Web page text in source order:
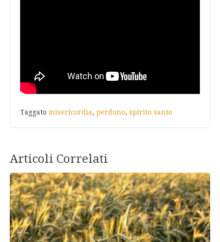
Taggato misericordia, perdono, spirito santo
Articoli Correlati